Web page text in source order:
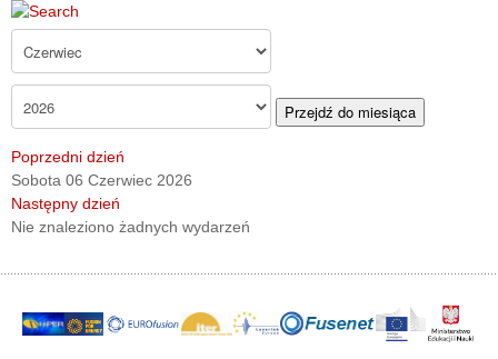
Przejdź do miesiąca
Poprzedni dzień
Sobota 06 Czerwiec 2026
Następny dzień
Nie znaleziono żadnych wydarzeń